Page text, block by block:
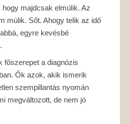
majdcsak elmúlik. Az
múlik. Sőt. Ahogy telik az idő
egyre kevésbé
főszerepet a diagnózis
Ők azok, akik ismerik
szempillantás nyomán
megváltozott, de nem jó